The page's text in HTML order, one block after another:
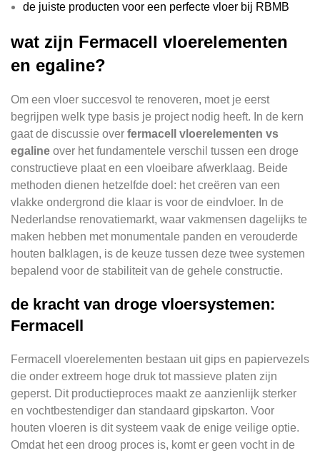
de juiste producten voor een perfecte vloer bij RBMB
wat zijn Fermacell vloerelementen
en egaline?
Om een vloer succesvol te renoveren, moet je eerst
begrijpen welk type basis je project nodig heeft. In de kern
gaat de discussie over fermacell vloerelementen vs
egaline over het fundamentele verschil tussen een droge
constructieve plaat en een vloeibare afwerklaag. Beide
methoden dienen hetzelfde doel: het creëren van een
vlakke ondergrond die klaar is voor de eindvloer. In de
Nederlandse renovatiemarkt, waar vakmensen dagelijks te
maken hebben met monumentale panden en verouderde
houten balklagen, is de keuze tussen deze twee systemen
bepalend voor de stabiliteit van de gehele constructie.
de kracht van droge vloersystemen:
Fermacell
Fermacell vloerelementen bestaan uit gips en papiervezels
die onder extreem hoge druk tot massieve platen zijn
geperst. Dit productieproces maakt ze aanzienlijk sterker
en vochtbestendiger dan standaard gipskarton. Voor
houten vloeren is dit systeem vaak de enige veilige optie.
Omdat het een droog proces is, komt er geen vocht in de